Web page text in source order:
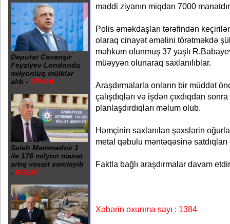
Deputat Cavanşir
Feyziyev Londonda
milyonluq mülklər
alıb - SİYAHI
Saleh Məmmədov 1
ilə 176 milyon manat
artıq vəsait xərcləyib
- RƏSMİ
maddi ziyanın miqdarı 7000
Polis əməkdaşları tərəfindən
olaraq cinayət əməlini törətməkdə
məhkum olunmuş 37 yaşlı
müəyyən olunaraq saxlanılıblar.
Araşdırmalarla onların bir müddət
çalışdıqları və işdən çıxdıqdan
planlaşdırdıqları məlum olub.
Həmçinin saxlanılan şəxslərin
metal qəbulu məntəqəsinə
Faktla bağlı araşdırmalar davam
Xəbərin oxunma sayı : 1384